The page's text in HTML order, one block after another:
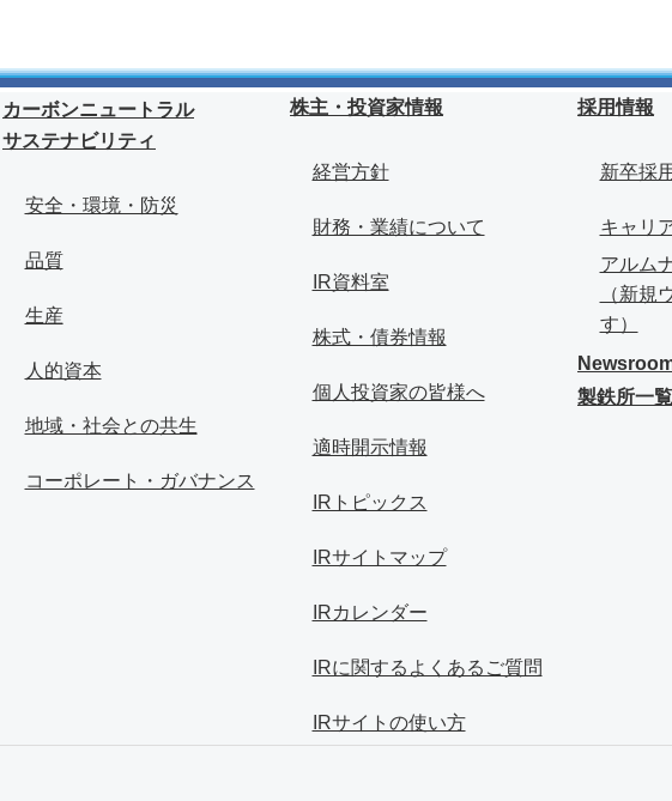
カーボンニュートラル
サステナビリティ
安全・環境・防災
品質
生産
人的資本
地域・社会との共生
コーポレート・ガバナンス
株主・投資家情報
経営方針
財務・業績について
IR資料室
株式・債券情報
個人投資家の皆様へ
適時開示情報
IRトピックス
IRサイトマップ
IRカレンダー
IRに関するよくあるご質問
IRサイトの使い方
採用情報
新卒採
キャリ
アルム
（新規
す）
製鉄所一覧